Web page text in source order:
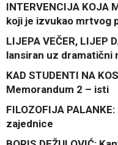
INTERVENCIJA KOJA
koji je izvukao mrtvog
LIJEPA VEČER, LIJEP
lansiran uz dramatični
KAD STUDENTI NA
Memorandum 2 – isti
FILOZOFIJA
zajednice